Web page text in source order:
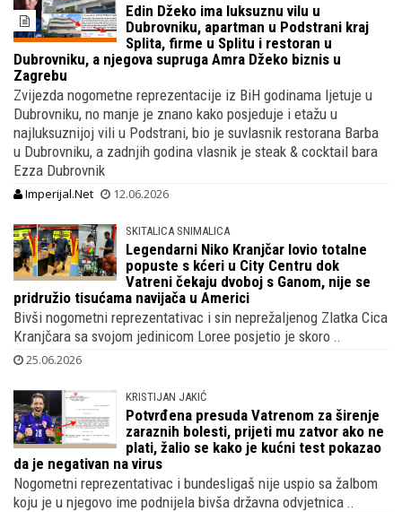
Edin Džeko ima luksuznu vilu u
Dubrovniku, apartman u Podstrani kraj
Splita, firme u Splitu i restoran u
Dubrovniku, a njegova supruga Amra Džeko biznis u
Zagrebu
Zvijezda nogometne reprezentacije iz BiH godinama ljetuje u
Dubrovniku, no manje je znano kako posjeduje i etažu u
najluksuznijoj vili u Podstrani, bio je suvlasnik restorana Barba
u Dubrovniku, a zadnjih godina vlasnik je steak & cocktail bara
Ezza Dubrovnik
Imperijal.Net 12.06.2026
SKITALICA SNIMALICA
Legendarni Niko Kranjčar lovio totalne
popuste s kćeri u City Centru dok
Vatreni čekaju dvoboj s Ganom, nije se
pridružio tisućama navijača u Americi
Bivši nogometni reprezentativac i sin neprežaljenog Zlatka Cica
Kranjčara sa svojom jedinicom Loree posjetio je skoro ..
25.06.2026
KRISTIJAN JAKIĆ
Potvrđena presuda Vatrenom za širenje
zaraznih bolesti, prijeti mu zatvor ako ne
plati, žalio se kako je kućni test pokazao
da je negativan na virus
Nogometni reprezentativac i bundesligaš nije uspio sa žalbom
koju je u njegovo ime podnijela bivša državna odvjetnica ..